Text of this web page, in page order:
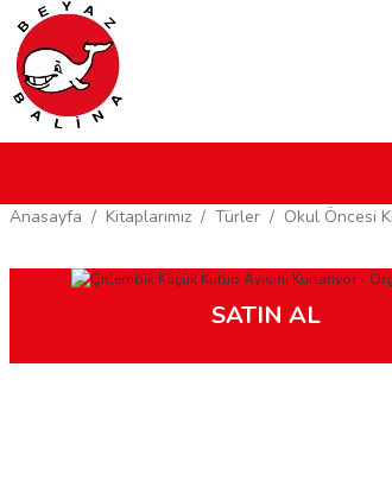
Anasayfa
Kitaplarımız Türler Okul Öncesi
SATIN AL